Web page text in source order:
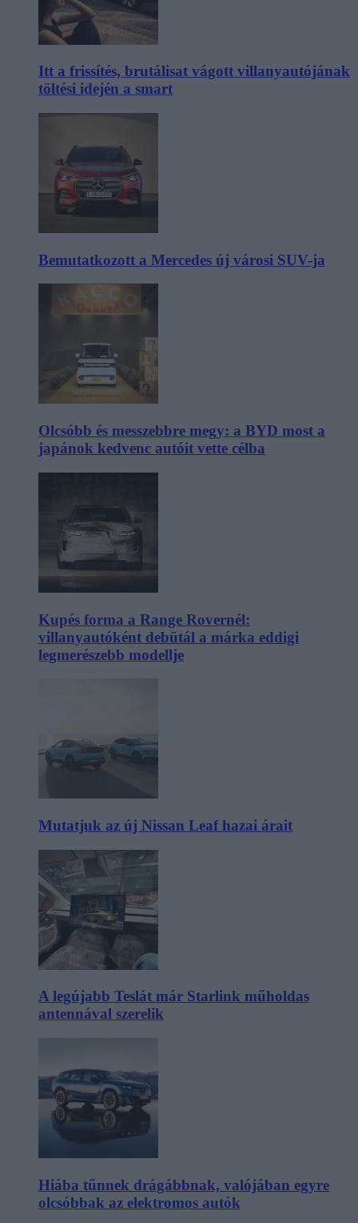
Itt a frissítés, brutálisat vágott villanyautójának
töltési idején a smart
Bemutatkozott a Mercedes új városi SUV-ja
Olcsóbb és messzebbre megy: a BYD most a
japánok kedvenc autóit vette célba
Kupés forma a Range Rovernél:
villanyautóként debütál a márka eddigi
legmerészebb modellje
Mutatjuk az új Nissan Leaf hazai árait
A legújabb Teslát már Starlink műholdas
antennával szerelik
Hiába tűnnek drágábbnak, valójában egyre
olcsóbbak az elektromos autók